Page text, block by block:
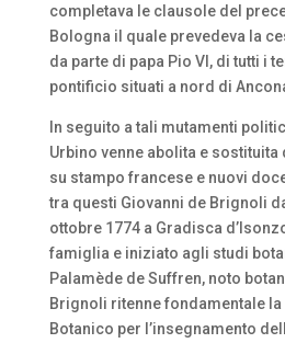
completava le clausole del
Bologna il quale prevedeva la
da parte di papa Pio VI, di tutti i
pontificio situati a nord di
In seguito a tali mutamenti
Urbino venne abolita e sostituita
su stampo francese e nuovi
tra questi Giovanni de Brignoli
ottobre 1774 a Gradisca
famiglia e iniziato agli studi
Palamède de Suffren, noto
Brignoli ritenne fondamentale
Botanico per l’insegnamento